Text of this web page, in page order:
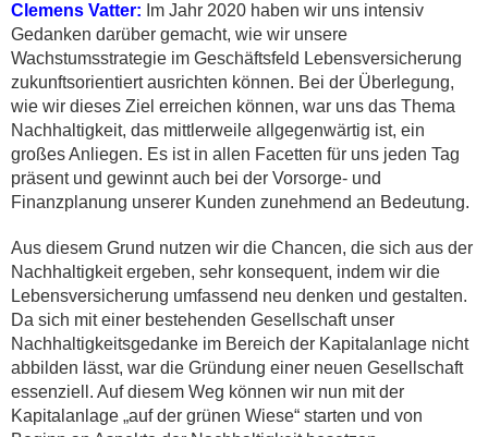
Clemens Vatter: Im Jahr 2020 haben wir uns intensiv
Gedanken darüber gemacht, wie wir unsere
Wachstumsstrategie im Geschäftsfeld Lebensversicherung
zukunftsorientiert ausrichten können. Bei der Überlegung,
wie wir dieses Ziel erreichen können, war uns das Thema
Nachhaltigkeit, das mittlerweile allgegenwärtig ist, ein
großes Anliegen. Es ist in allen Facetten für uns jeden Tag
präsent und gewinnt auch bei der Vorsorge- und
Finanzplanung unserer Kunden zunehmend an Bedeutung.
Aus diesem Grund nutzen wir die Chancen, die sich aus der
Nachhaltigkeit ergeben, sehr konsequent, indem wir die
Lebensversicherung umfassend neu denken und gestalten.
Da sich mit einer bestehenden Gesellschaft unser
Nachhaltigkeitsgedanke im Bereich der Kapitalanlage nicht
abbilden lässt, war die Gründung einer neuen Gesellschaft
essenziell. Auf diesem Weg können wir nun mit der
Kapitalanlage „auf der grünen Wiese“ starten und von